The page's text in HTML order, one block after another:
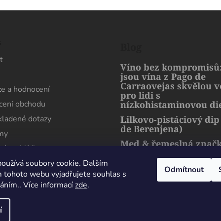
soubory cookie. Dalším
tohoto webu vyjadřujete souhlas s
Více informacízde.
Odmítnout
a hodnocení
obchodu
dotazy
prohlídka
Víno bez
jsou vína z Pago de
Carraovejas skvělou
pro lidi s
nízkohistaminovou
Lilkovo-pistáciový
de Berenjena)
Med & řemeslná
harmonie přírody a